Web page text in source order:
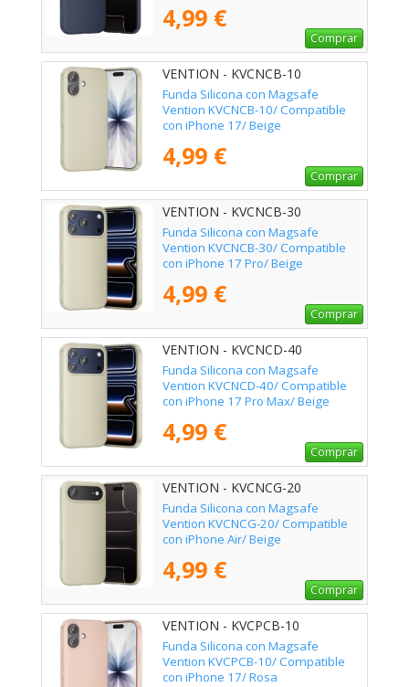
4,99 €
Comprar
VENTION - KVCNCB-10
Funda Silicona con Magsafe
Vention KVCNCB-10/ Compatible
con iPhone 17/ Beige
4,99 €
Comprar
VENTION - KVCNCB-30
Funda Silicona con Magsafe
Vention KVCNCB-30/ Compatible
con iPhone 17 Pro/ Beige
4,99 €
Comprar
VENTION - KVCNCD-40
Funda Silicona con Magsafe
Vention KVCNCD-40/ Compatible
con iPhone 17 Pro Max/ Beige
4,99 €
Comprar
VENTION - KVCNCG-20
Funda Silicona con Magsafe
Vention KVCNCG-20/ Compatible
con iPhone Air/ Beige
4,99 €
Comprar
VENTION - KVCPCB-10
Funda Silicona con Magsafe
Vention KVCPCB-10/ Compatible
con iPhone 17/ Rosa